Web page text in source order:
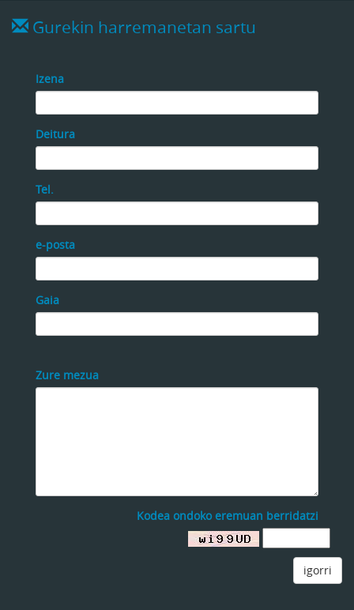
Gurekin harremanetan sartu
Izena
Deitura
Tel.
e-posta
Gaia
Zure mezua
Kodea ondoko eremuan berridatzi
igorri